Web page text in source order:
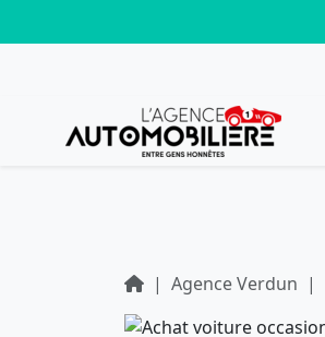
Agence Verdun